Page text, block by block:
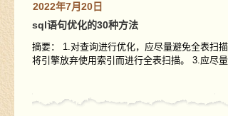
2022年7月20日
sql语句优化的30种方法
摘要： 1.对查询进行优化，应尽量避免全表扫
将引擎放弃使用索引而进行全表扫描。 3.应尽